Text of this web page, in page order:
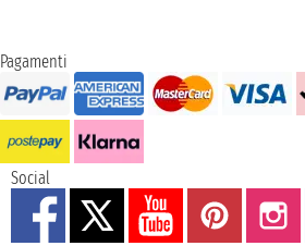
Pagamenti
Social